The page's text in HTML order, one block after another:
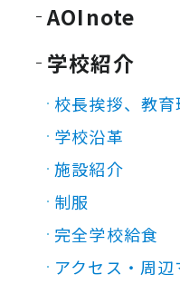
AOInote
学校紹介
校長挨拶、教
学校沿革
施設紹介
制服
完全学校給食
アクセス・周